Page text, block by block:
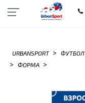
URBANSPORT > ФУТБОЛ
> ФОРМА >